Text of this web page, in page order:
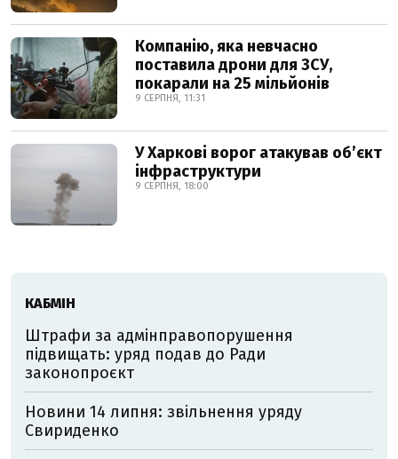
Компанію, яка невчасно
поставила дрони для ЗСУ,
покарали на 25 мільйонів
9 СЕРПНЯ, 11:31
У Харкові ворог атакував обʼєкт
інфраструктури
9 СЕРПНЯ, 18:00
КАБМІН
Штрафи за адмінправопорушення
підвищать: уряд подав до Ради
законопроєкт
Новини 14 липня: звільнення уряду
Свириденко